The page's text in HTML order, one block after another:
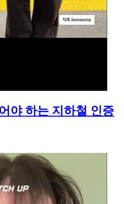
야 하는 지하철 인증